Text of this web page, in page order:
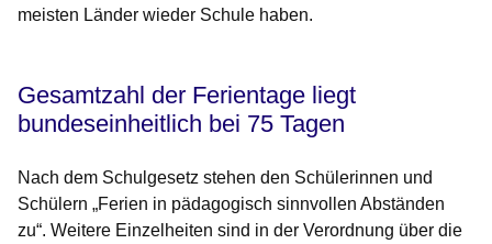
meisten Länder wieder Schule haben.
Gesamtzahl der Ferientage liegt
bundeseinheitlich bei 75 Tagen
Nach dem Schulgesetz stehen den Schülerinnen und
Schülern „Ferien in pädagogisch sinnvollen Abständen
zu“. Weitere Einzelheiten sind in der Verordnung über die